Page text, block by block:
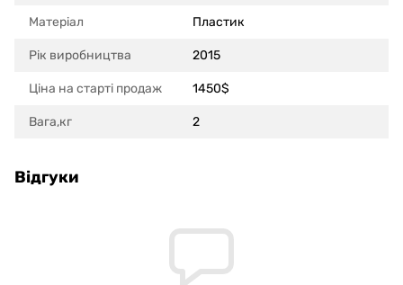
Матеріал Пластик
Рік виробництва 2015
Ціна на старті продаж 1450$
Вага,кг 2
Відгуки